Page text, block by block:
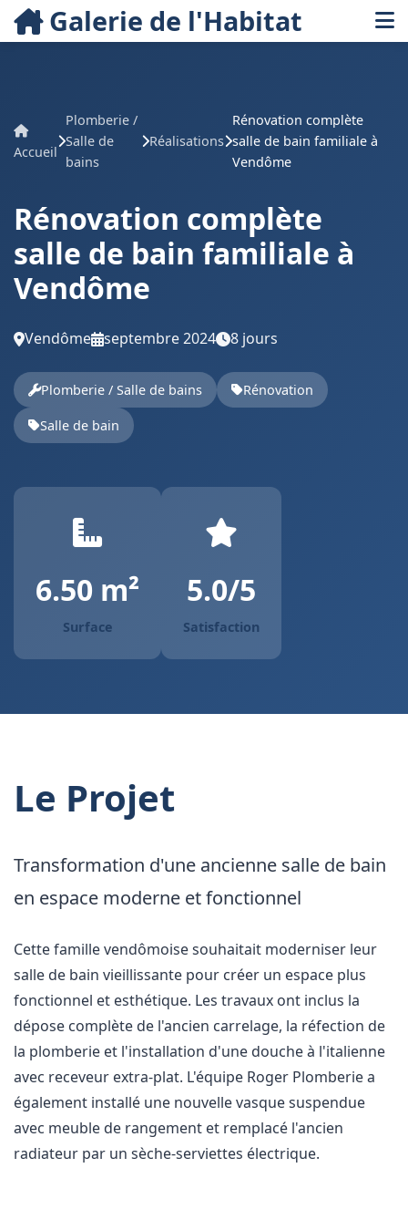
Galerie de l'Habitat
Accueil
Plomberie /
Salle de
bains
Réalisations
Rénovation complète
salle de bain familiale à
Vendôme
Rénovation complète
salle de bain familiale à
Vendôme
Vendôme septembre 2024 8 jours
Plomberie / Salle de bains Rénovation
Salle de bain
6.50 m²
Surface
5.0/5
Satisfaction
Le Projet
Transformation d'une ancienne salle de bain
en espace moderne et fonctionnel
Cette famille vendômoise souhaitait moderniser leur
salle de bain vieillissante pour créer un espace plus
fonctionnel et esthétique. Les travaux ont inclus la
dépose complète de l'ancien carrelage, la réfection de
la plomberie et l'installation d'une douche à l'italienne
avec receveur extra-plat. L'équipe Roger Plomberie a
également installé une nouvelle vasque suspendue
avec meuble de rangement et remplacé l'ancien
radiateur par un sèche-serviettes électrique.